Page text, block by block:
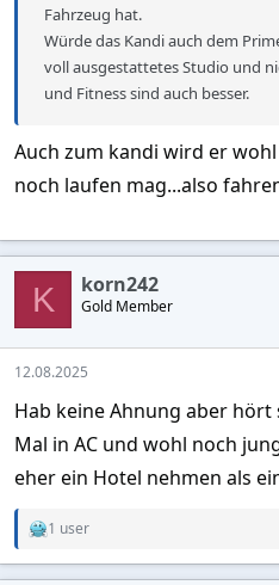
Fahrzeug hat.
Würde das Kandi auch dem
voll ausgestattetes Studio und
und Fitness sind auch besser.
Auch zum kandi wird er
noch laufen mag...also
K korn242
Gold Member
12.08.2025
Hab keine Ahnung aber
Mal in AC und wohl noch
eher ein Hotel nehmen als
R
a
1 user